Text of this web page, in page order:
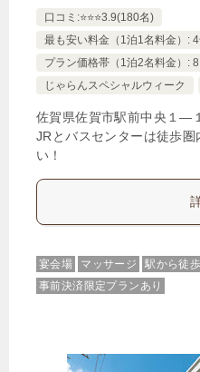
口コミ:⭐️⭐️⭐️3.9(180名)
最も安い料金（1泊1名料金）:
プラン価格帯（1泊2名料金）:
じゃらんスペシャルウィーク
佐賀県佐賀市駅前中央１―
JRとバスセンターは徒歩
い！
宴会場 マッサージ 駅から徒
事前決済限定プランあり